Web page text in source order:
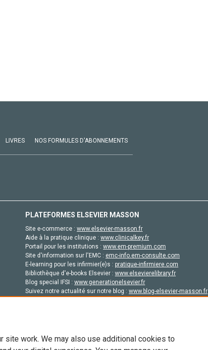
LIVRES NOS FORMULES D'ABONNEMENTS
PLATEFORMES ELSEVIER MASSON
Site e-commerce : www.elsevier-masson.fr
Aide à la pratique clinique : www.clinicalkey.fr
Portail pour les institutions : www.em-premium.com
Site d'information sur l'EMC : emc-info.em-consulte.com
E-learning pour les infirmier(e)s : pratique-infirmiere.com
Bibliothèque d'e-books Elsevier : www.elsevierelibrary.fr
Blog special IFSI : www.generationelsevier.fr
Suivez notre actualité sur notre blog : www.blog-elsevier-masson.fr
site work. We may also use additional cookies to